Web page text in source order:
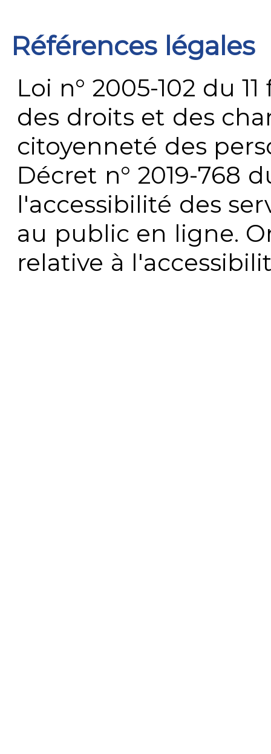
Références légales
Loi n° 2005-102 du
des droits et des
citoyenneté des
Décret n° 2019-768
l'accessibilité des
au public en ligne.
relative à